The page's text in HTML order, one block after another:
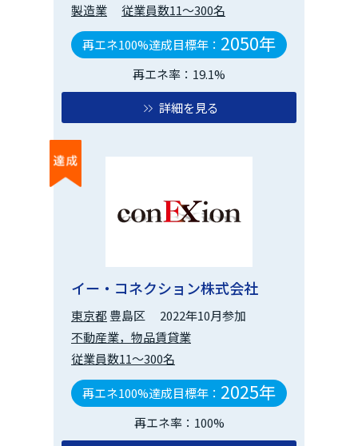
製造業
従業員数11～300名
再エネ100%達成目標年： 2050年
再エネ率：19.1%
詳細を見る
イー・コネクション株式会社
東京都 豊島区
2022年10月参加
不動産業，物品賃貸業
従業員数11～300名
再エネ100%達成目標年： 2025年
再エネ率：100%